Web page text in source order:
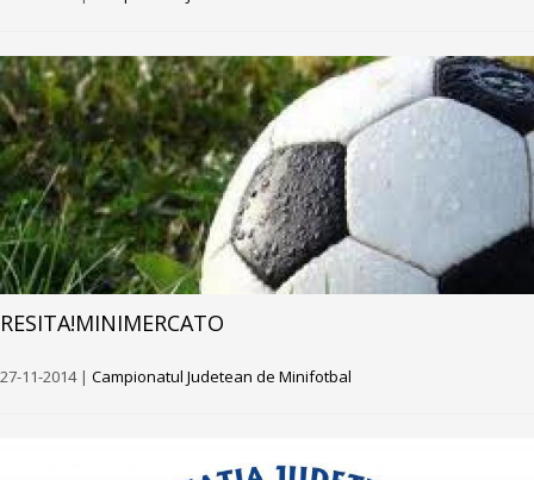
RESITA!MINIMERCATO
27-11-2014 | Campionatul Judetean de Minifotbal